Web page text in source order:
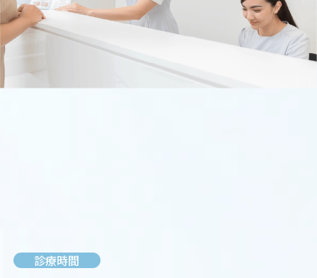
診療時間